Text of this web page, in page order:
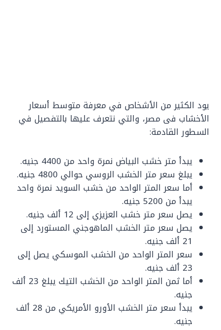
يود الكثير من الأشخاص في معرفة متوسط أسعار
الأخشاب فى مصر، والتي نتعرف عليها بالتفصيل في
السطور القادمة:
يبدأ متر خشب البياض نمرة واحد من 4400 جنيه.
يبلغ سعر متر الخشب الروسي حوالي 4800 جنيه.
أما سعر المتر الواحد من خشب السويد نمرة واحد
يبدأ من 5200 جنيه.
يصل سعر متر خشب العزيزي إلى 12 ألف جنيه.
يصل سعر متر الخشب الماهوجني المستورد إلى
21 ألف جنيه.
سعر المتر الواحد من الخشب الموسكي يصل إلى
23 ألف جنيه.
أما ثمن المتر الواحد من الخشب التيك يبلغ 23 ألف
جنيه.
يبدأ سعر متر الخشب الأورو الأمريكي من 28 ألف
جنيه.